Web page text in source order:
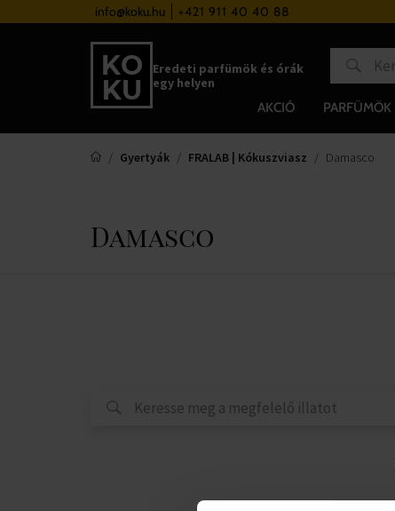
info@koku.hu +421 911 40 40 88
Hűségrendszer
Eredeti parfümök és órák
egy helyen
AKCIÓ PARFÜMÖK
Gyertyák FRALAB | Kókuszviasz Damasco
Damasco